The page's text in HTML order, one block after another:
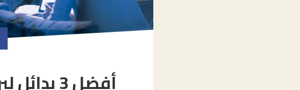
أفضل 3 بدائل لبرنامج باوربوينت PowerPoint